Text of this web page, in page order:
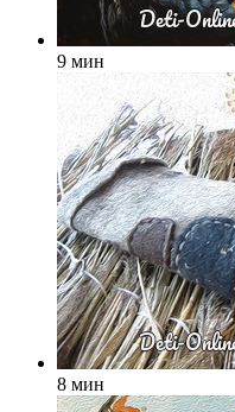
9 мин
8 мин